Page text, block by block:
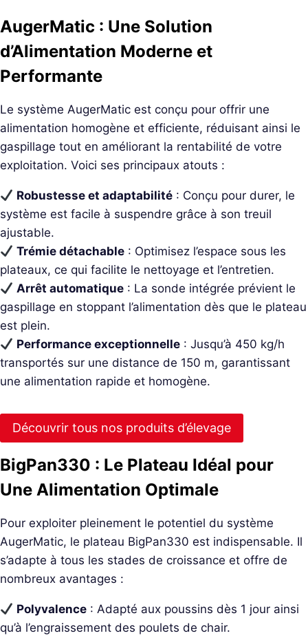
AugerMatic : Une Solution
d’Alimentation Moderne et
Performante
Le système AugerMatic est conçu pour offrir une
alimentation homogène et efficiente, réduisant ainsi le
gaspillage tout en améliorant la rentabilité de votre
exploitation. Voici ses principaux atouts :
Robustesse et adaptabilité : Conçu pour durer, le
système est facile à suspendre grâce à son treuil
ajustable.
Trémie détachable : Optimisez l’espace sous les
plateaux, ce qui facilite le nettoyage et l’entretien.
Arrêt automatique : La sonde intégrée prévient le
gaspillage en stoppant l’alimentation dès que le plateau
est plein.
Performance exceptionnelle : Jusqu’à 450 kg/h
transportés sur une distance de 150 m, garantissant
une alimentation rapide et homogène.
Découvrir tous nos produits d’élevage
BigPan330 : Le Plateau Idéal pour
Une Alimentation Optimale
Pour exploiter pleinement le potentiel du système
AugerMatic, le plateau BigPan330 est indispensable. Il
s’adapte à tous les stades de croissance et offre de
nombreux avantages :
Polyvalence : Adapté aux poussins dès 1 jour ainsi
qu’à l’engraissement des poulets de chair.